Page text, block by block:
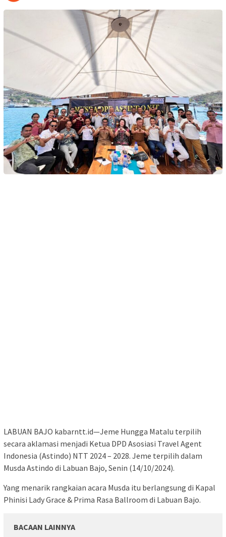
LABUAN BAJO kabarntt.id—Jeme Hungga Matalu terpilih
secara aklamasi menjadi Ketua DPD Asosiasi Travel Agent
Indonesia (Astindo) NTT 2024 – 2028. Jeme terpilih dalam
Musda Astindo di Labuan Bajo, Senin (14/10/2024).
Yang menarik rangkaian acara Musda itu berlangsung di Kapal
Phinisi Lady Grace & Prima Rasa Ballroom di Labuan Bajo.
BACAAN LAINNYA